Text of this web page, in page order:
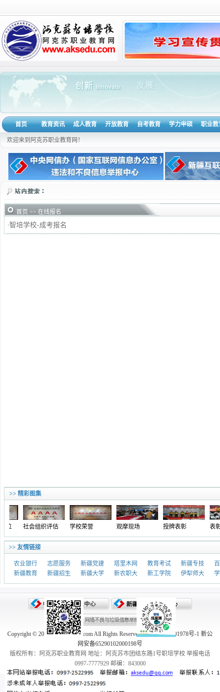
首页 教育资讯 成人教育 开放教育 自考教育 学力申硕 职业教
欢迎来到阿克苏职业教育网！
首页 >> 在线报名
·智培学校-成考报名
>> 精彩图集
社会组织评估 学校荣誉 观摩现场 授牌表彰 表彰
>> 友情链接
农业银行 志愿服务 新疆党建 塔里木网 教育考试 新疆专技
新疆教育
新疆招生 新疆大学 新农职大 新工学院 伊犁师大
Copyright © 2005-2026 aksedu.com All Rights Reserved. 新ICP备10001978号-1 新公
网安备65290102000198号
版权所有：阿克苏职业教育网 地址：阿克苏市团结东路1号职培学校 举报电话
0997-7777929 邮编：843000